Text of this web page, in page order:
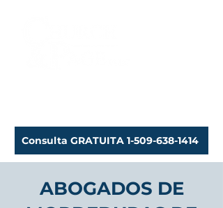
Consulta GRATUITA 1-509-638-1414
ABOGADOS DE